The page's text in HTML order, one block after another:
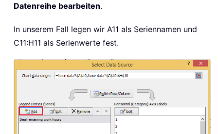
Datenreihe bearbeiten.
In unserem Fall legen wir A11 als Seriennamen und
C11:H11 als Serienwerte fest.